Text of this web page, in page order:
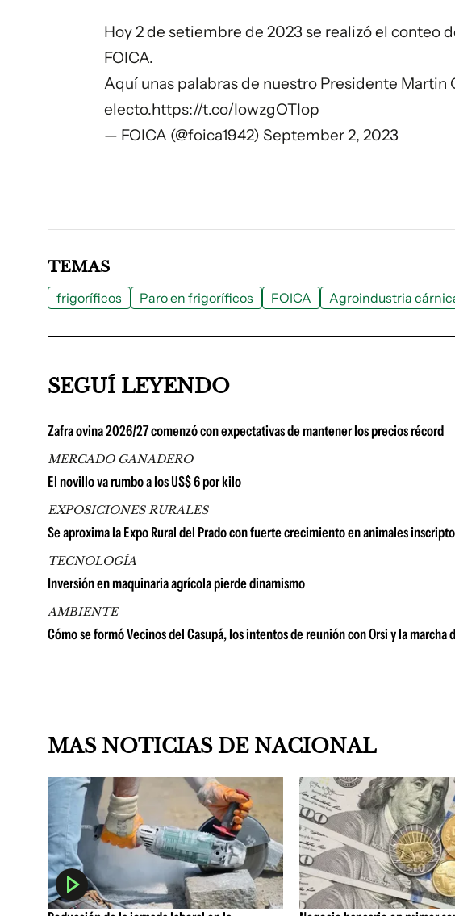
Hoy 2 de setiembre de 2023 se realizó el conteo
FOICA.
Aquí unas palabras de nuestro Presidente Martin
electo.https://t.co/IowzgOTIop
— FOICA (@foica1942) September 2, 2023
TEMAS
frigoríficos Paro en frigoríficos FOICA Agroindustria
SEGUÍ LEYENDO
Zafra ovina 2026/27 comenzó con expectativas de mantener los precios récord
MERCADO GANADERO
El novillo va rumbo a los US$ 6 por kilo
EXPOSICIONES RURALES
Se aproxima la Expo Rural del Prado con fuerte crecimiento en animales
TECNOLOGÍA
Inversión en maquinaria agrícola pierde dinamismo
AMBIENTE
Cómo se formó Vecinos del Casupá, los intentos de reunión con Orsi y la
MAS NOTICIAS DE NACIONAL